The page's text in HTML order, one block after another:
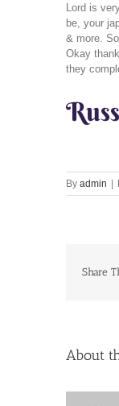
Lord is
be, your
& more.
Okay
they
By admin
Share
About